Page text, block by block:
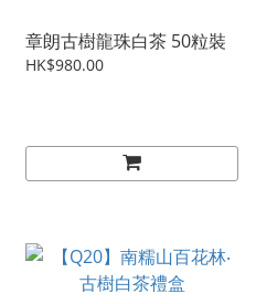
章朗古樹龍珠白茶 50粒裝
HK$980.00